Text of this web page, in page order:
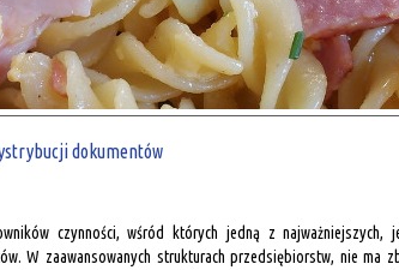
dokumentów
czynności, wśród których jedną z najważniejszych,
W zaawansowanych strukturach przedsiębiorstw, nie ma